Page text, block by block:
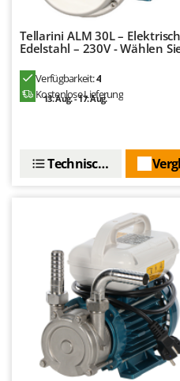
Rato
Reber
Redback
Resto Italia
Ribimex
River Systems
Rossofuoco
Rover Pompe
Royal Food
Ryobi
S.T.P.
Santos
Tellarini ALM 30L –
Edelstahl – 230V - Wählen
Verfügbarkeit:4
Kostenlose Lieferung
13. Aug. - 17. Aug.
Technische Daten